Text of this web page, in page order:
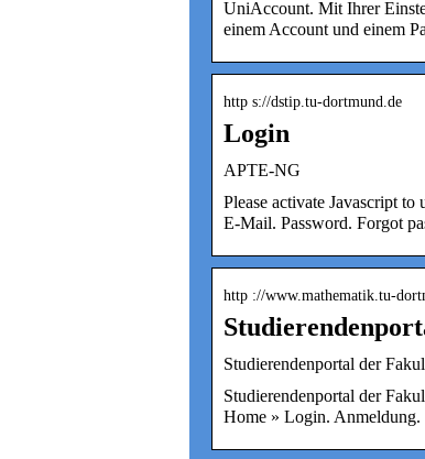
UniAccount. Mit Ihrer
einem Account und einem
http s://dstip.tu-dortmund.de
Login
APTE-NG
Please activate Javascript
E-Mail. Password. Forgot
http ://www.mathematik.tu-
Studierendenportal der
Studierendenportal der
Home » Login. Anmeldung.